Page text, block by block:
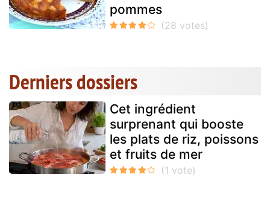
pommes
Derniers dossiers
Cet ingrédient
surprenant qui booste
les plats de riz, poissons
et fruits de mer